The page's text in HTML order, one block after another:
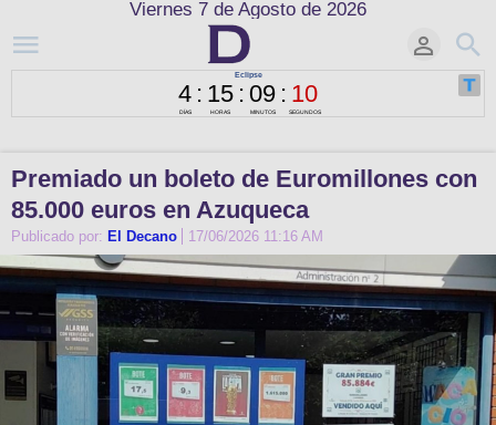
Viernes 7 de Agosto de 2026
Premiado un boleto de Euromillones con
85.000 euros en Azuqueca
Publicado por: El Decano 17/06/2026 11:16 AM